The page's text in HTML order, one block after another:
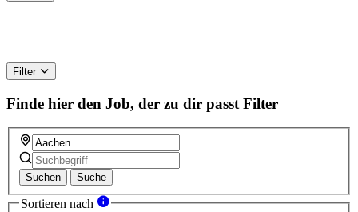
Filter
Finde hier den Job, der zu dir passt Filter
Suchen Suche
Sortieren nach